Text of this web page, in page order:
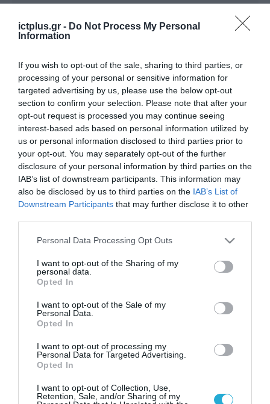
ictplus.gr - Do Not Process My Personal
Information
If you wish to opt-out of the sale, sharing to third parties, or
processing of your personal or sensitive information for
targeted advertising by us, please use the below opt-out
section to confirm your selection. Please note that after your
opt-out request is processed you may continue seeing
interest-based ads based on personal information utilized by
us or personal information disclosed to third parties prior to
your opt-out. You may separately opt-out of the further
disclosure of your personal information by third parties on the
IAB’s list of downstream participants. This information may
also be disclosed by us to third parties on the IAB’s List of
Downstream Participants that may further disclose it to other
Please note that this website/app uses one or more Google
not limited to your visit or usage behaviour. You may click to
grant or deny consent to Google and its third-party tags to
use your data for below specified purposes in below Google
consent section.
Personal Data Processing Opt Outs
I want to opt-out of the Sharing of my
personal data.
Opted In
I want to opt-out of the Sale of my
Personal Data.
Opted In
I want to opt-out of processing my
Personal Data for Targeted Advertising.
Opted In
I want to opt-out of Collection, Use,
Retention, Sale, and/or Sharing of my
εμπειρία των τηλεθεατών και προσφέρει μία
σύγχρονη, on-demand τηλεοπτική εμπειρία. Το
μόνο που έχουν να κάνουν οι τηλεθεατές που